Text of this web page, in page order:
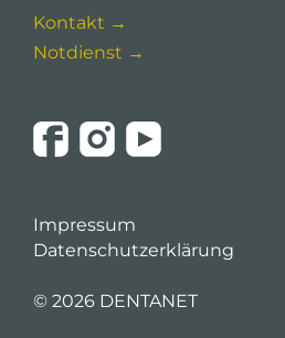
Kontakt →
Notdienst →
Impressum
Datenschutzerklärung
© 2026 DENTANET